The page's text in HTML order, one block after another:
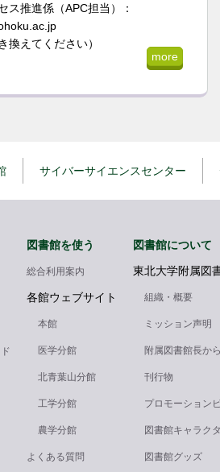
ス推進係（APC担当）：
換えてください）
more
サイバーサイエンスセンター
図書館を使う
総合利用案内
各館ウェブサイト
本館
医学分館
北青葉山分館
工学分館
農学分館
よくある質問
図書館について
東北大学附属図
組織・概要
ミッション声明
附属図書館長か
刊行物
プロモーション
図書館キャラク
図書館グッズ